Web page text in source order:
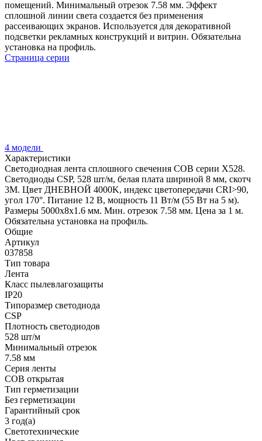
помещений. Минимальный отрезок 7.58 мм. Эффект
сплошной линии света создается без применения
рассеивающих экранов. Используется для декоративной
подсветки рекламных конструкций и витрин. Обязательна
установка на профиль.
Страница серии
4 модели
Характеристики
Светодиодная лента сплошного свечения COB серии X528.
Светодиоды CSP, 528 шт/м, белая плата шириной 8 мм, скотч
3M. Цвет ДНЕВНОЙ 4000K, индекс цветопередачи CRI>90,
угол 170°. Питание 12 В, мощность 11 Вт/м (55 Вт на 5 м).
Размеры 5000х8х1.6 мм. Мин. отрезок 7.58 мм. Цена за 1 м.
Обязательна установка на профиль.
Общие
Артикул
037858
Тип товара
Лента
Класс пылевлагозащиты
IP20
Типоразмер светодиода
CSP
Плотность светодиодов
528 шт/м
Минимальный отрезок
7.58 мм
Серия ленты
COB открытая
Тип герметизации
Без герметизации
Гарантийный срок
3 год(а)
Светотехнические